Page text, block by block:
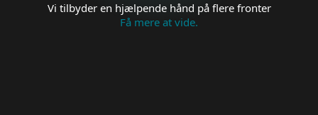
Vi tilbyder en hjælpende hånd på flere fronter
Få mere at vide.